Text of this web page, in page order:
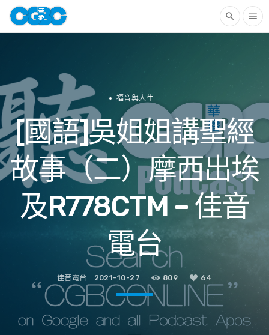
search menu
福音與人生
[國語]吳姐姐講聖經
故事（二）摩西出埃
及R778CTM – 佳音
電台
佳音電台 2021-10-27 809 64